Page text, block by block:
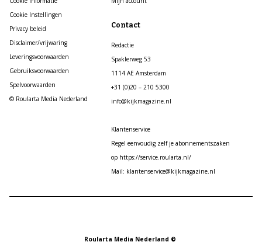
Cookie Instellingen
Privacy beleid
Disclaimer/vrijwaring
Leveringsvoorwaarden
Gebruiksvoorwaarden
Spelvoorwaarden
© Roularta Media Nederland
Contact
Redactie
Spaklerweg 53
1114 AE Amsterdam
+31 (0)20 – 210 5300
info@kijkmagazine.nl
Klantenservice
Regel eenvoudig zelf je abonnementszaken
op https://service.roularta.nl/
Mail: klantenservice@kijkmagazine.nl
Roularta Media Nederland ©